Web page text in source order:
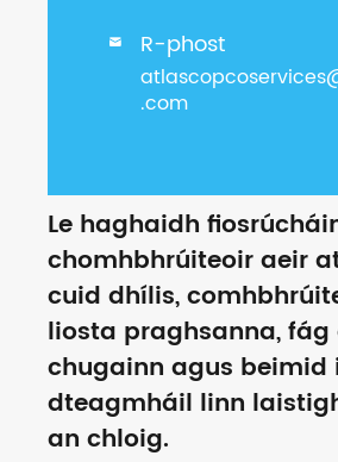
 R-phost
.com
Le haghaidh
chomhbhrúiteoir aeir
cuid dhílis,
liosta praghsanna,
chugainn agus beimid
dteagmháil linn
an chloig.